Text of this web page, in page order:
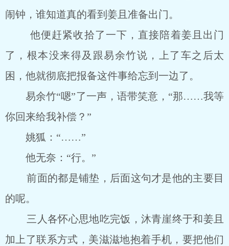
闹钟，谁知道真的看到姜且准备出门。
他便赶紧收拾了一下，直接陪着姜且出门
了，根本没来得及跟易余竹说，上了车之后太
困，他就彻底把报备这件事给忘到一边了。
易余竹“嗯”了一声，语带笑意，“那……我等
你回来给我补偿？”
姚狐：“……”
他无奈：“行。”
前面的都是铺垫，后面这句才是他的主要目
的呢。
三人各怀心思地吃完饭，沐青崖终于和姜且
加上了联系方式，美滋滋地抱着手机，要把他们